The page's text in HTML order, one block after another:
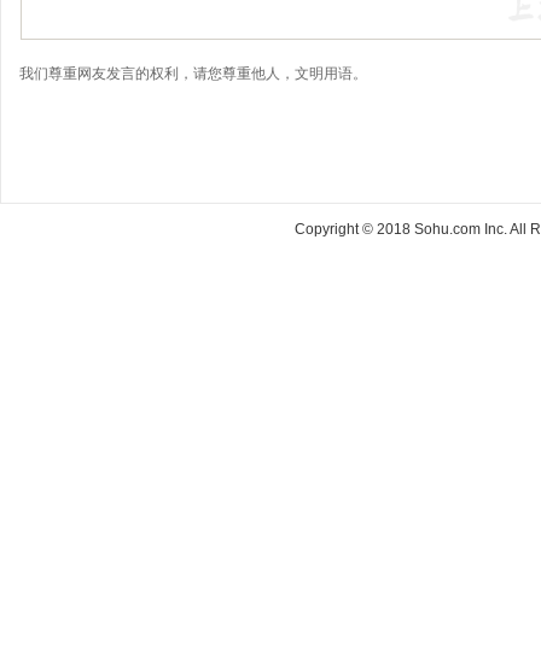
我们尊重网友发言的权利，请您尊重他人，文明用语。
Copyright © 2018 Sohu.com Inc. All